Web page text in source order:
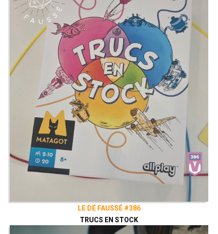
LE DÉ FAUSSÉ #386
TRUCS EN STOCK